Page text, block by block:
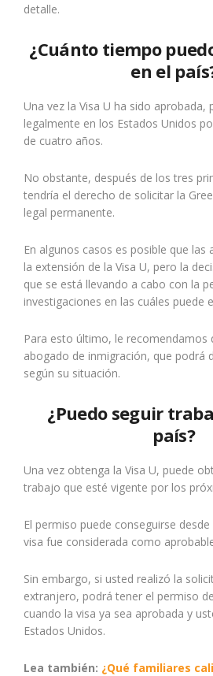
detalle.
¿Cuánto tiempo
en el
Una vez la Visa U ha sido aprobada,
legalmente en los Estados Unidos
de cuatro años.
No obstante, después de los tres
tendría el derecho de solicitar la
legal permanente.
En algunos casos es posible que
la extensión de la Visa U, pero la
que se está llevando a cabo con la
investigaciones en las cuáles puede
Para esto último, le recomendamos
abogado de inmigración, que podrá
según su situación.
¿Puedo seguir
país?
Una vez obtenga la Visa U, puede
trabajo que esté vigente por los
El permiso puede conseguirse
visa fue considerada como
Sin embargo, si usted realizó la
extranjero, podrá tener el permiso
cuando la visa ya sea aprobada y
Estados Unidos.
Lea también: ¿Qué familiares